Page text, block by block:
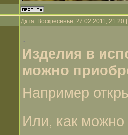
Дата: Воскресенье, 27.02.2011,
.
Изделия в
можно
Например
Или, как можно